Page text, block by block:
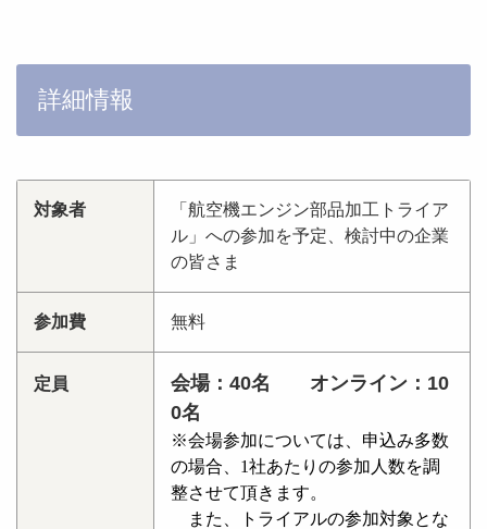
詳細情報
対象者
「航空機エンジン部品加工トライア
ル」への参加を予定、検討中の企業
の皆さま
参加費 無料
定員
会場：40名 オンライン：10
0名
※会場参加については、申込み多数
の場合、1社あたりの参加人数を調
整させて頂きます。
また、トライアルの参加対象とな